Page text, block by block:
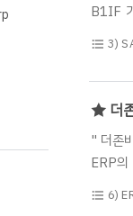
B1IF
이 연
다면
SAP
format_list_bulleted 3)
★ 더
" 더존
ERP의
인포
format_list_bulleted 6)